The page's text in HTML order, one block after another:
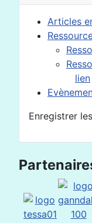
Articles
lien
Enregistrer